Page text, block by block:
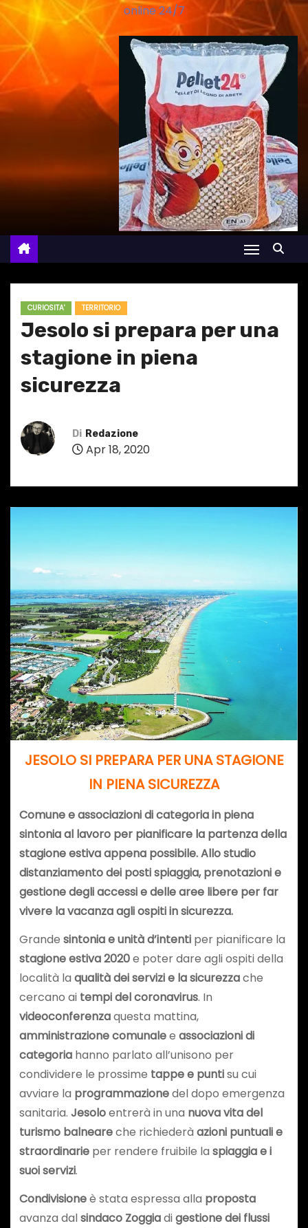
online 24/7
CURIOSITA' TERRITORIO
Jesolo si prepara per una
stagione in piena
sicurezza
Di Redazione
Apr 18, 2020
JESOLO SI PREPARA PER UNA STAGIONE
IN PIENA SICUREZZA
Comune e associazioni di categoria in piena
sintonia al lavoro per pianificare la partenza della
stagione estiva appena possibile. Allo studio
distanziamento dei posti spiaggia, prenotazioni e
gestione degli accessi e delle aree libere per far
vivere la vacanza agli ospiti in sicurezza.
Grande sintonia e unità d’intentiper pianificare la
stagione estiva 2020e poter dare agli ospiti della
località la qualità dei servizi e la sicurezzache
cercano ai tempi del coronavirus. In
videoconferenzaquesta mattina,
amministrazione comunalee associazioni di
categoriahanno parlato all’unisono per
condividere le prossime tappe e puntisu cui
avviare la programmazionedel dopo emergenza
sanitaria. Jesoloentrerà in una nuova vita del
turismo balneareche richiederà azioni puntuali e
straordinarieper rendere fruibile la spiaggia e i
suoi servizi.
Condivisioneè stata espressa alla proposta
avanza dalsindaco Zoggiadigestione dei flussi